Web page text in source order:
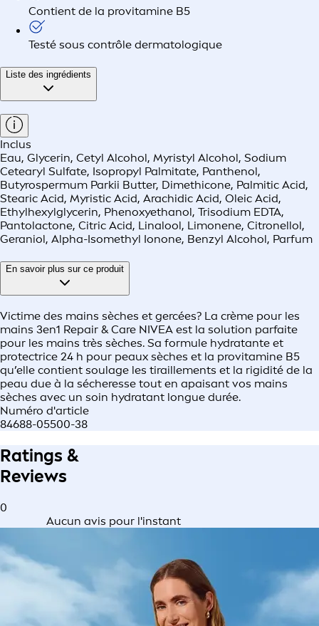
Contient de la provitamine B5
Testé sous contrôle dermatologique
Liste des ingrédients
Inclus
Eau, Glycerin, Cetyl Alcohol, Myristyl Alcohol, Sodium
Cetearyl Sulfate, Isopropyl Palmitate, Panthenol,
Butyrospermum Parkii Butter, Dimethicone, Palmitic Acid,
Stearic Acid, Myristic Acid, Arachidic Acid, Oleic Acid,
Ethylhexylglycerin, Phenoxyethanol, Trisodium EDTA,
Pantolactone, Citric Acid, Linalool, Limonene, Citronellol,
Geraniol, Alpha-Isomethyl Ionone, Benzyl Alcohol, Parfum
En savoir plus sur ce produit
Victime des mains sèches et gercées? La crème pour les
mains 3en1 Repair & Care NIVEA est la solution parfaite
pour les mains très sèches. Sa formule hydratante et
protectrice 24 h pour peaux sèches et la provitamine B5
qu’elle contient soulage les tiraillements et la rigidité de la
peau due à la sécheresse tout en apaisant vos mains
sèches avec un soin hydratant longue durée.
Numéro d'article
84688-05500-38
Ratings &
Reviews
0
Aucun avis pour l'instant